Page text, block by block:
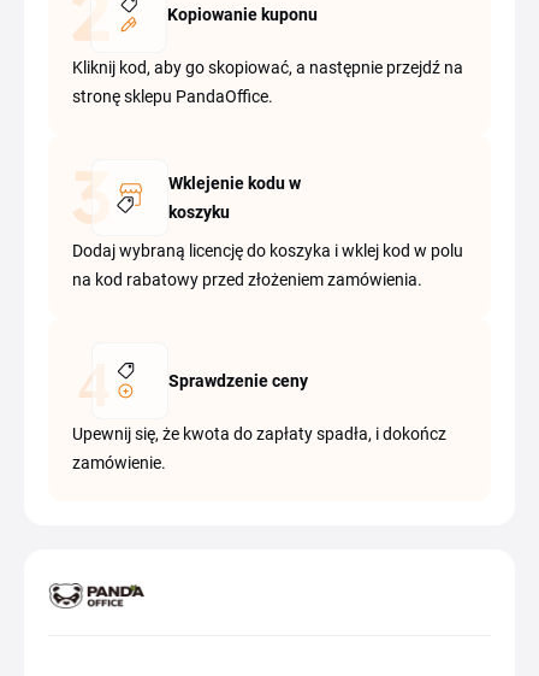
Kopiowanie kuponu
Kliknij kod, aby go skopiować, a następnie przejdź na
stronę sklepu PandaOffice.
Wklejenie kodu w
koszyku
Dodaj wybraną licencję do koszyka i wklej kod w polu
na kod rabatowy przed złożeniem zamówienia.
Sprawdzenie ceny
Upewnij się, że kwota do zapłaty spadła, i dokończ
zamówienie.